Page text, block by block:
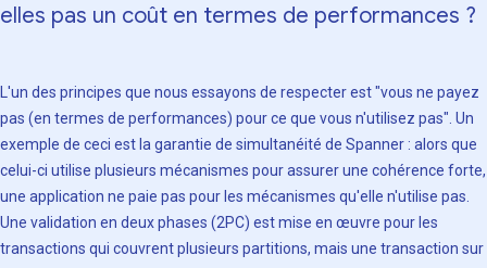
elles pas un coût en termes de performances ?
L'un des principes que nous essayons de respecter est "vous ne payez
pas (en termes de performances) pour ce que vous n'utilisez pas". Un
exemple de ceci est la garantie de simultanéité de Spanner : alors que
celui-ci utilise plusieurs mécanismes pour assurer une cohérence forte,
une application ne paie pas pour les mécanismes qu'elle n'utilise pas.
Une validation en deux phases (2PC) est mise en œuvre pour les
transactions qui couvrent plusieurs partitions, mais une transaction sur